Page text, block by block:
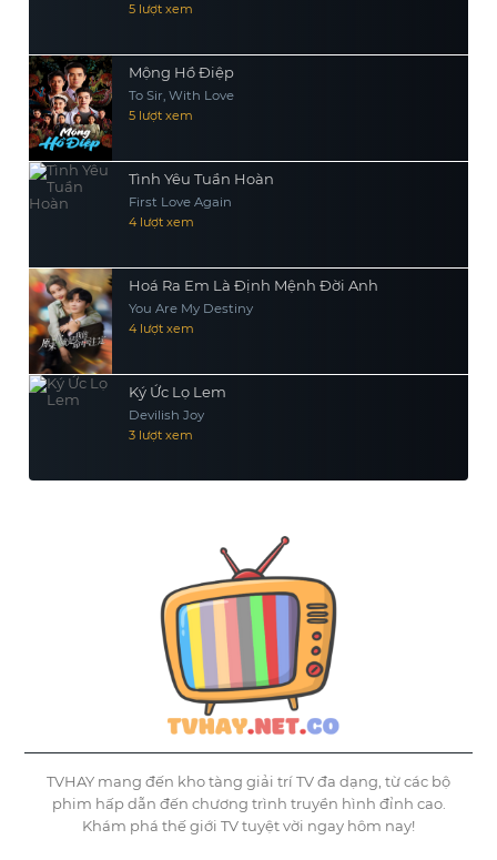
5 lượt xem
Mộng Hồ Điệp
To Sir, With Love
5 lượt xem
Tình Yêu Tuần Hoàn
First Love Again
4 lượt xem
Hoá Ra Em Là Định Mệnh Đời Anh
You Are My Destiny
4 lượt xem
Ký Ức Lọ Lem
Devilish Joy
3 lượt xem
TVHAY mang đến kho tàng giải trí TV đa dạng, từ các bộ
phim hấp dẫn đến chương trình truyền hình đỉnh cao.
Khám phá thế giới TV tuyệt vời ngay hôm nay!